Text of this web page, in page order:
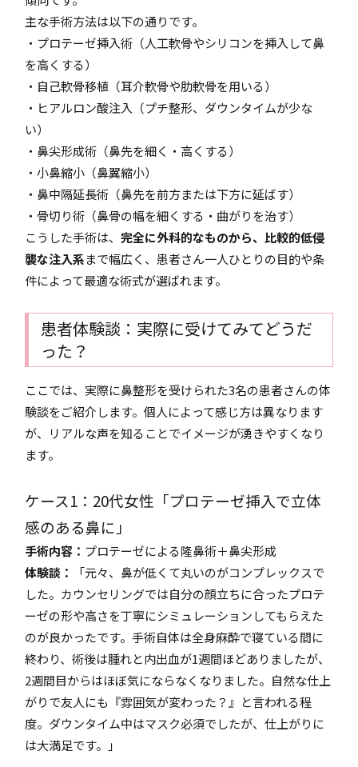
主な手術方法は以下の通りです。
・プロテーゼ挿入術（人工軟骨やシリコンを挿入して鼻
を高くする）
・自己軟骨移植（耳介軟骨や肋軟骨を用いる）
・ヒアルロン酸注入（プチ整形、ダウンタイムが少な
い）
・鼻尖形成術（鼻先を細く・高くする）
・小鼻縮小（鼻翼縮小）
・鼻中隔延長術（鼻先を前方または下方に延ばす）
・骨切り術（鼻骨の幅を細くする・曲がりを治す）
こうした手術は、完全に外科的なものから、比較的低侵
襲な注入系まで幅広く、患者さん一人ひとりの目的や条
件によって最適な術式が選ばれます。
患者体験談：実際に受けてみてどうだ
った？
ここでは、実際に鼻整形を受けられた3名の患者さんの体
験談をご紹介します。個人によって感じ方は異なります
が、リアルな声を知ることでイメージが湧きやすくなり
ます。
ケース1：20代女性「プロテーゼ挿入で立体
感のある鼻に」
手術内容： プロテーゼによる隆鼻術＋鼻尖形成
体験談：
「元々、鼻が低くて丸いのがコンプレックスで
した。カウンセリングでは自分の顔立ちに合ったプロテ
ーゼの形や高さを丁寧にシミュレーションしてもらえた
のが良かったです。手術自体は全身麻酔で寝ている間に
終わり、術後は腫れと内出血が1週間ほどありましたが、
2週間目からはほぼ気にならなくなりました。自然な仕上
がりで友人にも『雰囲気が変わった？』と言われる程
度。ダウンタイム中はマスク必須でしたが、仕上がりに
は大満足です。」